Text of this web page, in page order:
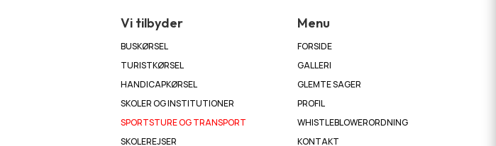
Vi tilbyder
BUSKØRSEL
TURISTKØRSEL
HANDICAPKØRSEL
SKOLER OG INSTITUTIONER
SPORTSTURE OG TRANSPORT
SKOLEREJSER
Menu
FORSIDE
GALLERI
GLEMTE SAGER
PROFIL
WHISTLEBLOWERORDNING
KONTAKT